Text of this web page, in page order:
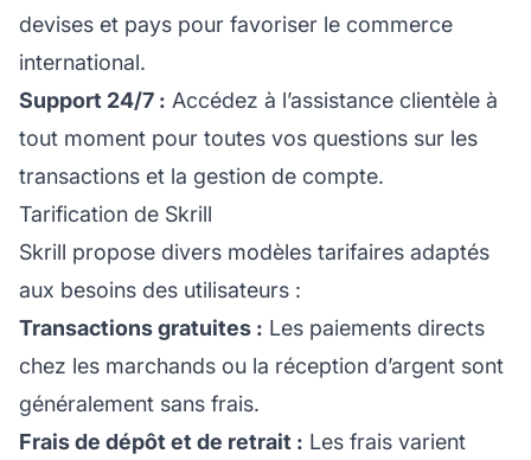
devises et pays pour favoriser le commerce
international.
Support 24/7 : Accédez à l’assistance clientèle à
tout moment pour toutes vos questions sur les
transactions et la gestion de compte.
Tarification de Skrill
Skrill propose divers modèles tarifaires adaptés
aux besoins des utilisateurs :
Transactions gratuites : Les paiements directs
chez les marchands ou la réception d’argent sont
généralement sans frais.
Frais de dépôt et de retrait : Les frais varient